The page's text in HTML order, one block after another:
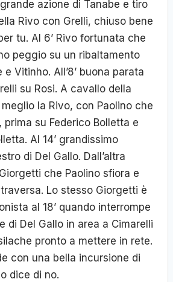
azione di Tanabe e tiro
Rivo con Grelli, chiuso bene
tu. Al 6’ Rivo fortunata che
peggio su un ribaltamento
Vitinho. All’8’ buona parata
su Rosi. A cavallo della
la Rivo, con Paolino che
su Federico Bolletta e
Al 14’ grandissimo
di Del Gallo. Dall’altra
che Paolino sfiora e
Lo stesso Giorgetti è
al 18’ quando interrompe
di Del Gallo in area a Cimarelli
pronto a mettere in rete.
con una bella incursione di
dice di no.